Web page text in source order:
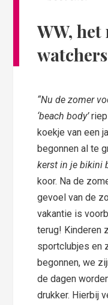
WW,
watchers
“Nu de zomer
‘beach body’riep
koekje van een
begonnen al te
kerst in je bikini
koor. Na de
gevoel van de
vakantie is
terug! Kinderen
sportclubjes en
begonnen, we
de dagen
drukker. Hierbij